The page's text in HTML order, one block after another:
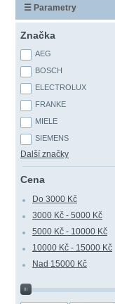
☰ Parametry
Značka
AEG
BOSCH
ELECTROLUX
FRANKE
MIELE
SIEMENS
Další značky
Cena
Do 3000 Kč
3000 Kč - 5000 Kč
5000 Kč - 10000 Kč
10000 Kč - 15000 Kč
Nad 15000 Kč